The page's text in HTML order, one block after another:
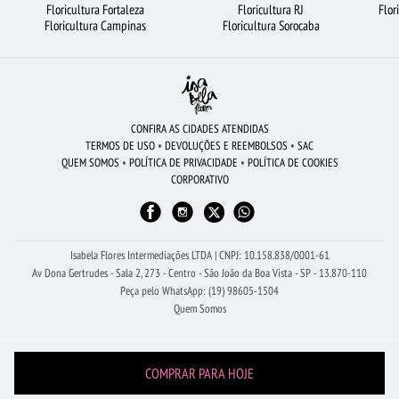
ROSAS AMARELAS CIDADES MAIS PROCURADAS FLORICULTURA CAMPINAS
FLORICULTURA UBERLÂNDIA
FLORICULTURA RIBEIRÃO PRETO
BUQUÊ DE ROSAS VERMELHAS FLORICULTURA NITERÓI
COROA DE FLORES
FLORICULTURA MANAUS
Floricultura Fortaleza
Floricultura Campinas
Floricultura RJ
Floricultura Sorocaba
CONFIRA AS CIDADES ATENDIDAS
TERMOS DE USO • DEVOLUÇÕES E REEMBOLSOS • SAC
QUEM SOMOS • POLÍTICA DE PRIVACIDADE • POLÍTICA DE COOKIES
CORPORATIVO
Isabela Flores Intermediações LTDA | CNPJ: 10.158.838/0001-61
Av Dona Gertrudes - Sala 2, 273 - Centro - São João da Boa Vista - SP - 13.870-110
Peça pelo WhatsApp: (19) 98605-1504
Quem Somos
COMPRAR PARA HOJE